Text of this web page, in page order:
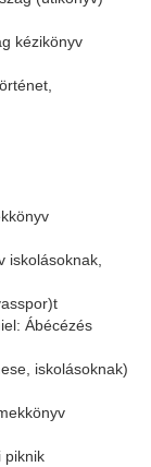
kézikönyv
iskolásoknak,
Ábécézés
iskolásoknak)
piknik